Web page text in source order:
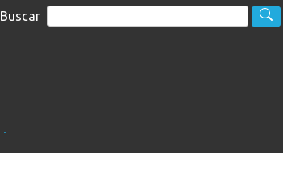
Buscar
.